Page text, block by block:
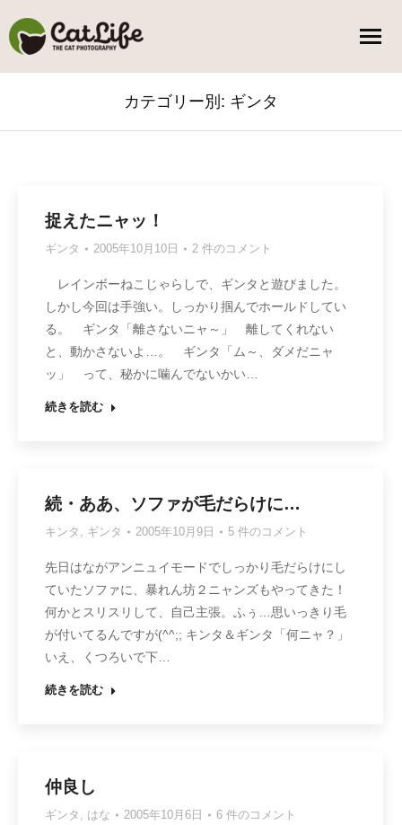
カテゴリー別: ギンタ
捉えたニャッ！
ギンタ 2005年10月10日 2 件のコメント
レインボーねこじゃらしで、ギンタと遊びました。
しかし今回は手強い。しっかり掴んでホールドしてい
る。 ギンタ「離さないニャ～」 離してくれない
と、動かさないよ…。 ギンタ「ム～、ダメだニャ
ッ」 って、秘かに噛んでないかい…
続きを読む
続・ああ、ソファが毛だらけに…
キンタ , ギンタ 2005年10月9日 5 件のコメント
先日はながアンニュイモードでしっかり毛だらけにし
ていたソファに、暴れん坊２ニャンズもやってきた！
何かとスリスリして、自己主張。ふぅ…思いっきり毛
が付いてるんですが(^^;; キンタ＆ギンタ「何ニャ？」
いえ、くつろいで下…
続きを読む
仲良し
ギンタ , はな 2005年10月6日 6 件のコメント